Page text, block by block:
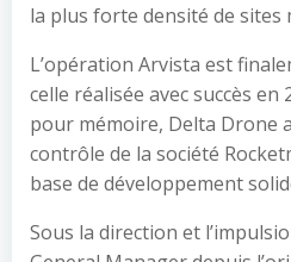
la plus forte densité de sites
L’opération Arvista est
celle réalisée avec succès en
pour mémoire, Delta Drone
contrôle de la société
base de développement
Sous la direction et